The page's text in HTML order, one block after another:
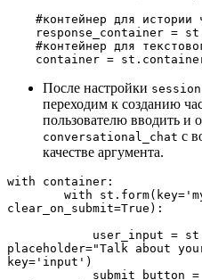
#контейнер для истории
response_container =
#контейнер для
container =
После настройки
переходим к созданию
пользователю вводить и
conversational_chat с
качестве аргумента.
with container:
clear_on_submit=True):
placeholder="Talk about
key='input')